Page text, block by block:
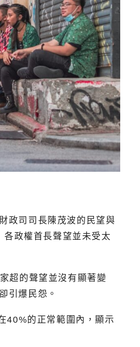
政司司長陳茂波的民望與
政權首長聲望並未受太
超的聲望並沒有顯著變
引爆民怨。
40%的正常範圍內，顯示